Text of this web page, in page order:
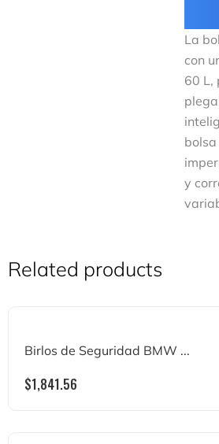
La
con
60 L,
y
Related products
Birlos de Seguridad BMW ...
$1,841.56